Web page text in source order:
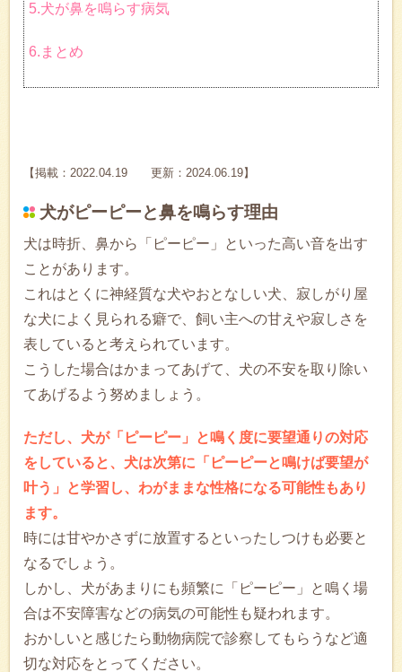
5.犬が鼻を鳴らす病気
6.まとめ
【掲載：2022.04.19 更新：2024.06.19】
犬がピーピーと鼻を鳴らす理由
犬は時折、鼻から「ピーピー」といった高い音を出す
ことがあります。
これはとくに神経質な犬やおとなしい犬、寂しがり屋
な犬によく見られる癖で、飼い主への甘えや寂しさを
表していると考えられています。
こうした場合はかまってあげて、犬の不安を取り除い
てあげるよう努めましょう。
ただし、犬が「ピーピー」と鳴く度に要望通りの対応
をしていると、犬は次第に「ピーピーと鳴けば要望が
叶う」と学習し、わがままな性格になる可能性もあり
ます。
時には甘やかさずに放置するといったしつけも必要と
なるでしょう。
しかし、犬があまりにも頻繁に「ピーピー」と鳴く場
合は不安障害などの病気の可能性も疑われます。
おかしいと感じたら動物病院で診察してもらうなど適
切な対応をとってください。